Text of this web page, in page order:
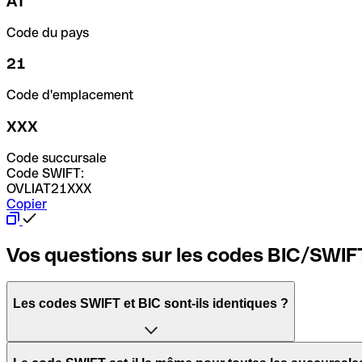
Code du pays
21
Code d'emplacement
XXX
Code succursale
Code SWIFT:
OVLIAT21XXX
Copier
Vos questions sur les codes BIC/
Les codes SWIFT et BIC sont-ils identiques ?